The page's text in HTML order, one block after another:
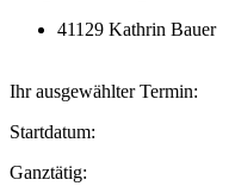
41129 Kathrin Bauer
Ihr ausgewählter Termin:
Startdatum:
Ganztätig: